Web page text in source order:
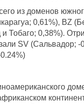
из доменов
0,61%), BZ
Тобаго; 0,38%).
SV (Сальвадор; -